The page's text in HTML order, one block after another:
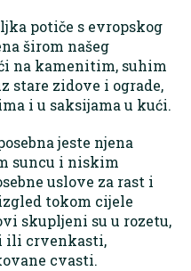
potiče s evropskog
širom našeg
na kamenitim, suhim
stare zidove i ograde,
i u saksijama u kući.
jeste njena
suncu i niskim
uslove za rast i
tokom cijele
skupljeni su u rozetu,
ili crvenkasti,
cvasti.